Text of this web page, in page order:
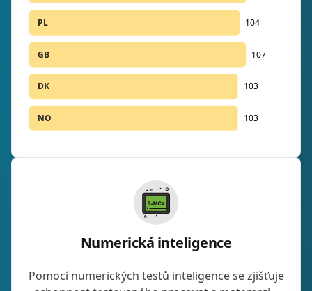
104
107
103
103
PL
GB
DK
NO
Numerická inteligence
Pomocí numerických testů inteligence se zjišťuje